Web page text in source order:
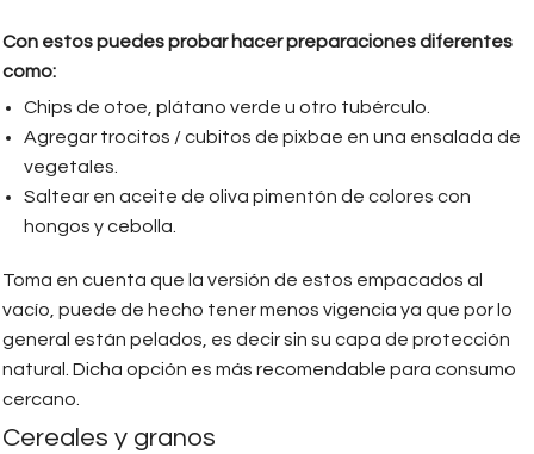
Con estos puedes probar hacer preparaciones diferentes
como:
Chips de otoe, plátano verde u otro tubérculo.
Agregar trocitos / cubitos de pixbae en una ensalada de
vegetales.
Saltear en aceite de oliva pimentón de colores con
hongos y cebolla.
Toma en cuenta que la versión de estos empacados al
vacío, puede de hecho tener menos vigencia ya que por lo
general están pelados, es decir sin su capa de protección
natural. Dicha opción es más recomendable para consumo
cercano.
Cereales y granos